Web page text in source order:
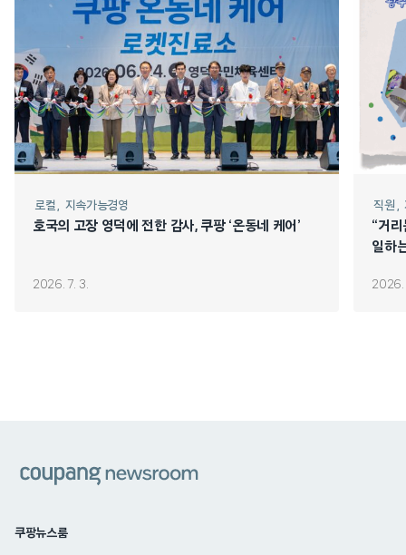
로컬 지속가능경영
호국의 고장 영덕에 전한 감사, 쿠팡 ‘온동네 케어’
2026. 7. 3.
직원
“거
일하
2026.
쿠팡뉴스룸